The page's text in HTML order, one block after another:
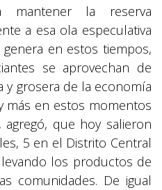
mantener la reserva
a esa ola especulativa
en estos tiempos,
se aprovechan de
y grosera de la economía
en estos momentos
agregó, que hoy salieron
5 en el Distrito Central
los productos de
comunidades. De igual